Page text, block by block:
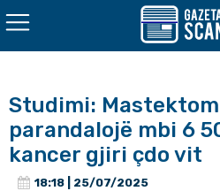
Studimi:
parandalojë mbi 6
kancer gjiri çdo vit
18:18 | 25/07/2025